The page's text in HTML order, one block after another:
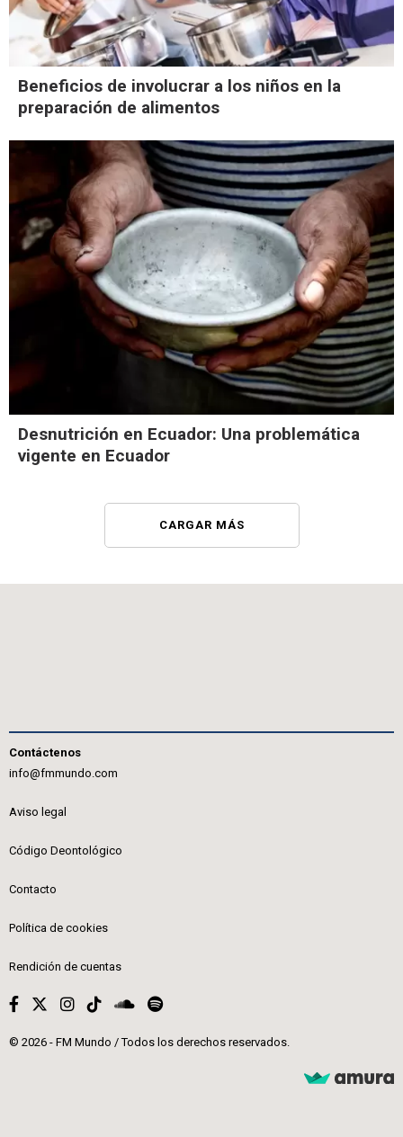
Beneficios de involucrar a los niños en la
preparación de alimentos
Desnutrición en Ecuador: Una problemática
vigente en Ecuador
CARGAR MÁS
Contáctenos
info@fmmundo.com
Aviso legal
Código Deontológico
Contacto
Política de cookies
Rendición de cuentas
© 2026 - FM Mundo / Todos los derechos reservados.